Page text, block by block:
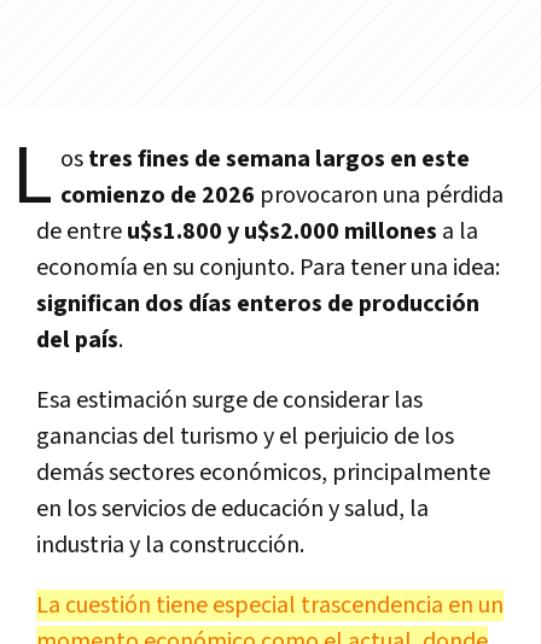
L ostres fines de semana largos en este
comienzo de 2026 provocaron una pérdida
de entreu$s1.800 y u$s2.000 millones a la
economía en su conjunto. Para tener una idea:
significan dos días enteros de producción
del país.
Esa estimación surge de considerar las
ganancias del turismo y el perjuicio de los
demás sectores económicos, principalmente
en los servicios de educación y salud, la
industria y la construcción.
La cuestión tiene especial trascendencia en un